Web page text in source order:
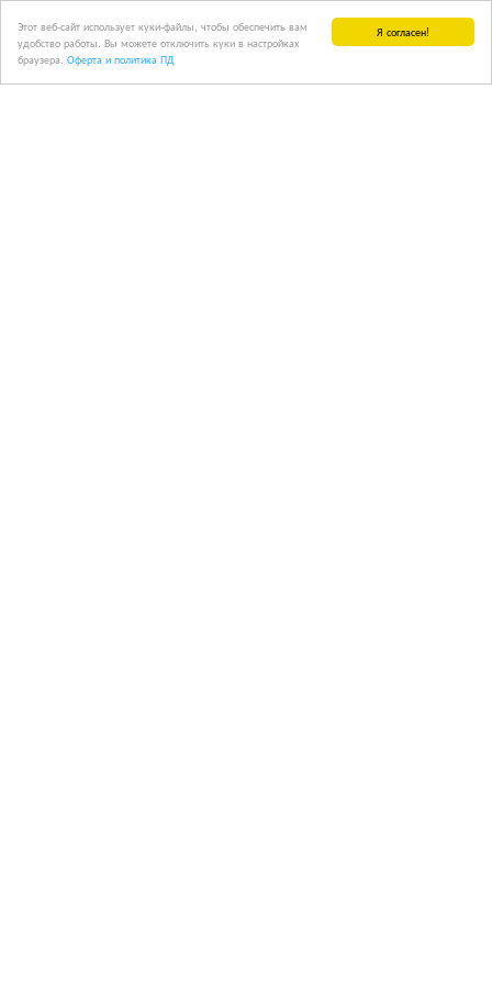
Я согласен!
Этот веб-сайт использует куки-файлы, чтобы обеспечить вам
удобство работы. Вы можете отключить куки в настройках
браузера. Оферта и политика ПД